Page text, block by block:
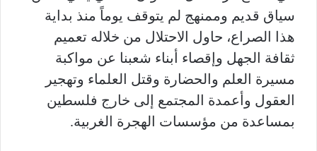
سياق قديم وممنهج لم يتوقف يوماً منذ بداية
هذا الصراع، حاول الاحتلال من خلاله تعميم
ثقافة الجهل وإقصاء أبناء شعبنا عن مواكبة
مسيرة العلم والحضارة وقتل العلماء وتهجير
العقول وأعمدة المجتمع إلى خارج فلسطين
بمساعدة من مؤسسات الهجرة الغربية.